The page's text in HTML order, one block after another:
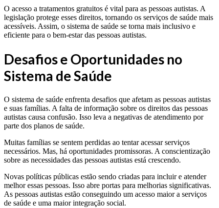
O acesso a tratamentos gratuitos é vital para as pessoas autistas. A
legislação protege esses direitos, tornando os serviços de saúde mais
acessíveis. Assim, o sistema de saúde se torna mais inclusivo e
eficiente para o bem-estar das pessoas autistas.
Desafios e Oportunidades no
Sistema de Saúde
O sistema de saúde enfrenta desafios que afetam as pessoas autistas
e suas famílias. A falta de informação sobre os direitos das pessoas
autistas causa confusão. Isso leva a negativas de atendimento por
parte dos planos de saúde.
Muitas famílias se sentem perdidas ao tentar acessar serviços
necessários. Mas, há oportunidades promissoras. A conscientização
sobre as necessidades das pessoas autistas está crescendo.
Novas políticas públicas estão sendo criadas para incluir e atender
melhor essas pessoas. Isso abre portas para melhorias significativas.
As pessoas autistas estão conseguindo um acesso maior a serviços
de saúde e uma maior integração social.